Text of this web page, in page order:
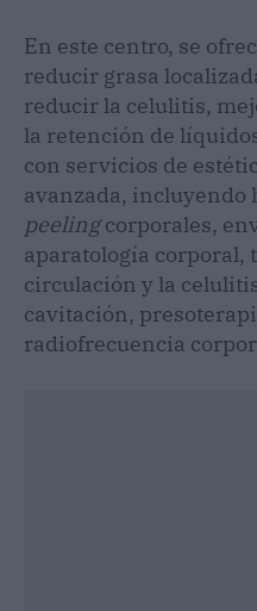
En este centro, se
reducir grasa
reducir la celulitis,
la retención de
con servicios de
avanzada, incluyendo
peelingcorporales,
aparatología corporal,
circulación y la
cavitación,
radiofrecuencia